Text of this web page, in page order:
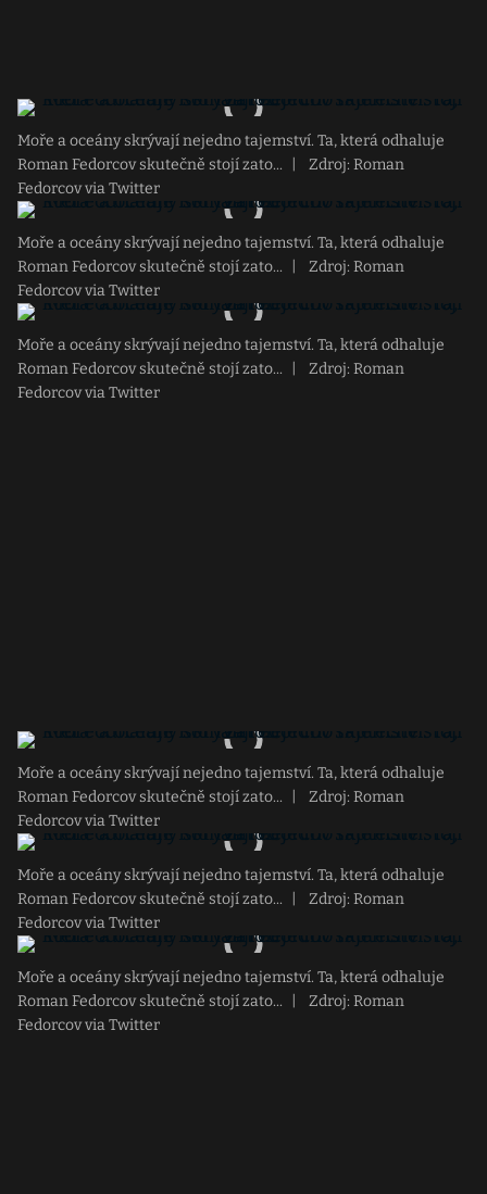
Moře a oceány skrývají nejedno tajemství. Ta, která odhaluje
Roman Fedorcov skutečně stojí zato...
Zdroj: Roman
Fedorcov via Twitter
Moře a oceány skrývají nejedno tajemství. Ta, která odhaluje
Roman Fedorcov skutečně stojí zato...
Zdroj: Roman
Fedorcov via Twitter
Moře a oceány skrývají nejedno tajemství. Ta, která odhaluje
Roman Fedorcov skutečně stojí zato...
Zdroj: Roman
Fedorcov via Twitter
Moře a oceány skrývají nejedno tajemství. Ta, která odhaluje
Roman Fedorcov skutečně stojí zato...
Zdroj: Roman
Fedorcov via Twitter
Moře a oceány skrývají nejedno tajemství. Ta, která odhaluje
Roman Fedorcov skutečně stojí zato...
Zdroj: Roman
Fedorcov via Twitter
Moře a oceány skrývají nejedno tajemství. Ta, která odhaluje
Roman Fedorcov skutečně stojí zato...
Zdroj: Roman
Fedorcov via Twitter